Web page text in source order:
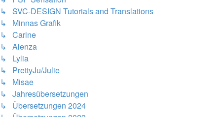
↳ SVC-DESIGN Tutorials and Translations
↳ Minnas Grafik
↳ Carine
↳ Alenza
↳ Lylia
↳ PrettyJu/Julie
↳ Misae
↳ Jahresübersetzungen
↳ Übersetzungen 2024